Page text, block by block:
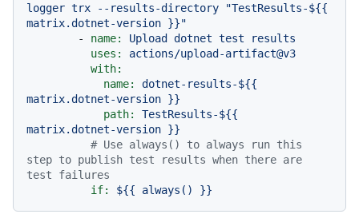
logger trx --results-directory "TestResults-${{
matrix.dotnet-version }}"
-
name: Upload dotnet test
results
uses:
actions/upload-artifact@v3
with:
name:
dotnet-results-${{
matrix.dotnet-version }}
path:
TestResults-${{
matrix.dotnet-version }}
# Use always() to always run this
step to publish test results when there are
test failures
if:
${{ always() }}